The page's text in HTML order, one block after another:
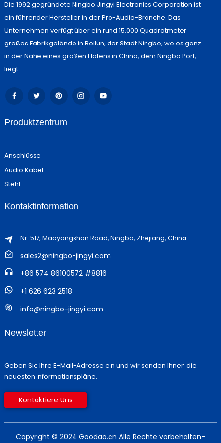
Die 1992 gegründete Ningbo Jingyi Electronics Corporation ist
ein führender Hersteller in der Pro-Audio-Branche. Das
Unternehmen verfügt über ein rund 15.000 Quadratmeter
großes Fabrikgelände in Beilun, der Stadt Ningbo, wo es ganz
in der Nähe eines großen Hafens in China, dem Ningbo Port,
liegt.
Produktzentrum
Anschlüsse
Audio Kabel
Steht
Kontaktinformation
Nr. 517, Maoyangshan Road, Ningbo, Zhejiang, China
sales2@ningbo-jingyi.com
+86 574 86100572 #8816
+1 626 623 2518
info@ningbo-jingyi.com
Newsletter
Geben Sie Ihre E-Mail-Adresse ein und wir senden Ihnen die
neuesten Informationspläne.
Kontaktiere Uns
Copyright © 2024 Goodao.cn Alle Rechte vorbehalten-